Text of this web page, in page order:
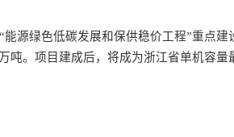
能源绿色低碳发展和保供稳价工程”重点建
万吨。项目建成后，将成为浙江省单机容